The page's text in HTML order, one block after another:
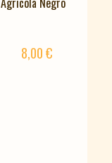
8,00€